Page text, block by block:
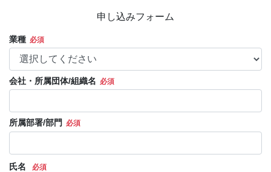
申し込みフォーム
業種
会社・所属団体/組織名
所属部署/部門
氏名 必須